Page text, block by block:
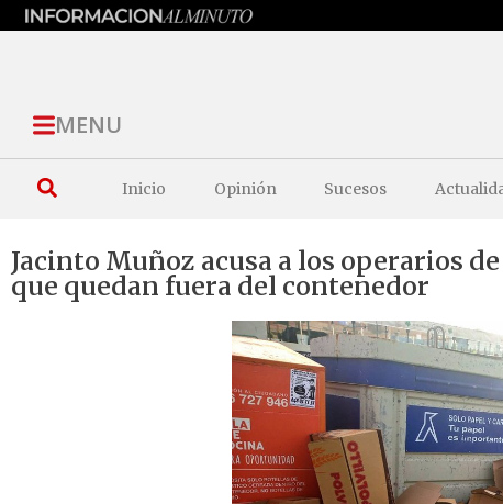
MENU
Inicio Opinión Sucesos
Jacinto Muñoz acusa a los operarios
que quedan fuera del contenedor